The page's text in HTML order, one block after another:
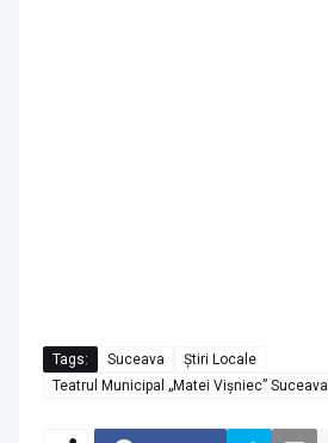
Tags: Suceava
Știri Locale
Teatrul Municipal „Matei Vișniec” Suceava